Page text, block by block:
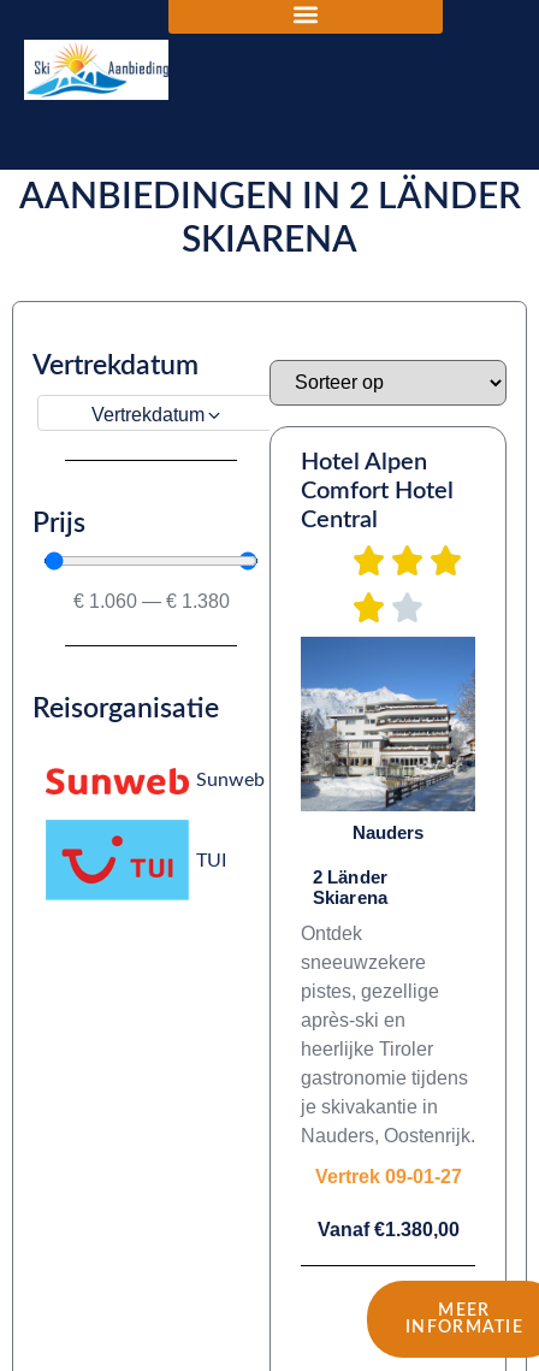
AANBIEDINGEN IN 2 LÄNDER
SKIARENA
Vertrekdatum
Vertrekdatum
Prijs
€ 1.060 — € 1.380
Reisorganisatie
Sunweb
TUI
Hotel Alpen
Comfort Hotel
Central
Nauders
2 Länder
Skiarena
Ontdek
sneeuwzekere
pistes, gezellige
après-ski en
heerlijke Tiroler
gastronomie tijdens
je skivakantie in
Nauders, Oostenrijk.
Vertrek 09-01-27
Vanaf €1.380,00
MEER
INFORMATIE